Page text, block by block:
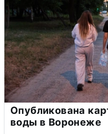
Опубликована
воды в Воронеже